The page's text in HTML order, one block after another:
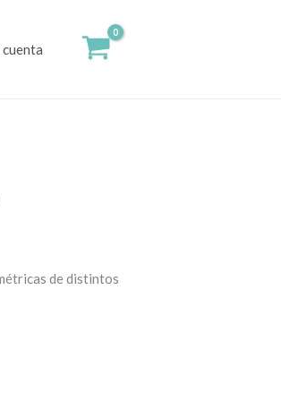
de distintos